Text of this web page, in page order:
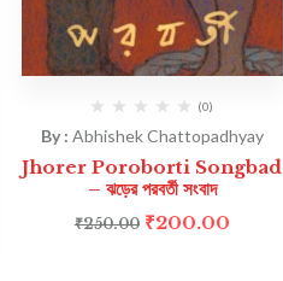
(0)
By : Abhishek Chattopadhyay
Jhorer Poroborti Songbad
– ঝড়ের পরবর্তী সংবাদ
₹250.00 ₹200.00